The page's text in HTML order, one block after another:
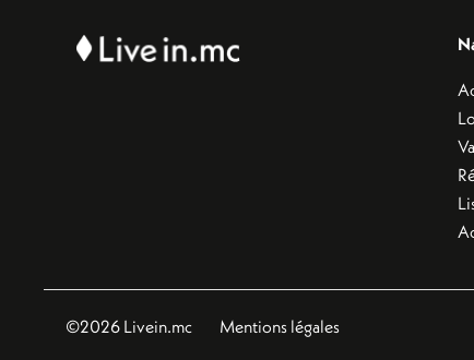
©2026 Livein.mc Mentions légales